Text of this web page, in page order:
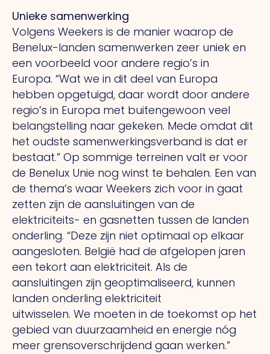
Unieke samenwerking
Volgens Weekers is de manier waarop de
Benelux-landen samenwerken zeer uniek en
een voorbeeld voor andere regio’s in
Europa. “Wat we in dit deel van Europa
hebben opgetuigd, daar wordt door andere
regio’s in Europa met buitengewoon veel
belangstelling naar gekeken. Mede omdat dit
het oudste samen­werkingsverband is dat er
bestaat.” Op sommige terreinen valt er voor
de Benelux Unie nog winst te behalen. Een van
de thema’s waar Weekers zich voor in gaat
zetten zijn de aan­sluitingen van de
elektriciteits- en gasnetten tussen de landen
onderling. “Deze zijn niet optimaal op elkaar
aan­­gesloten. België had de afgelopen jaren
een tekort aan elektriciteit. Als de
aansluitingen zijn geoptimali­seerd, kunnen
landen onderling elektriciteit
uitwisselen. We moeten in de toekomst op het
gebied van duur­zaamheid en energie nóg
meer grens­overschrijdend gaan werken.”